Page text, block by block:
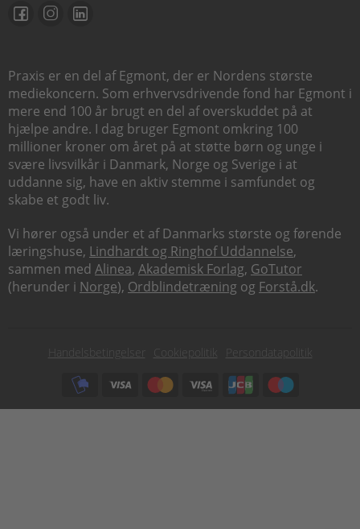
Praxis er en del af Egmont, der er Nordens største
mediekoncern. Som erhvervsdrivende fond har Egmont i
mere end 100 år brugt en del af overskuddet på at
hjælpe andre. I dag bruger Egmont omkring 100
millioner kroner om året på at støtte børn og unge i
svære livsvilkår i Danmark, Norge og Sverige i at
uddanne sig, have en aktiv stemme i samfundet og
skabe et godt liv.
Vi hører også under et af Danmarks største og førende
læringshuse, Lindhardt og Ringhof Uddannelse,
sammen med Alinea, Akademisk Forlag, GoTutor
(herunder i Norge), Ordblindetræning og Forstå.dk.
Subfooter
Handelsbetingelser Cookiepolitik
Persondatapolitik
Subfooter
payment
options